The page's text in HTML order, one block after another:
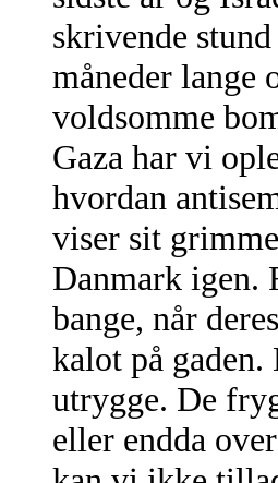
skrivende
måneder lange
voldsomme
Gaza har vi
hvordan
viser sit
Danmark igen.
bange, når
kalot på
utrygge. De
eller endda